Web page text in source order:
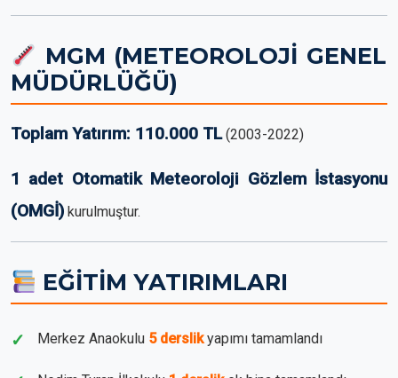
MGM (METEOROLOJİ GENEL
MÜDÜRLÜĞÜ)
Toplam Yatırım: 110.000 TL(2003-2022)
1 adet Otomatik Meteoroloji Gözlem İstasyonu
(OMGİ) kurulmuştur.
EĞİTİM YATIRIMLARI
Merkez Anaokulu 5 derslikyapımı tamamlandı